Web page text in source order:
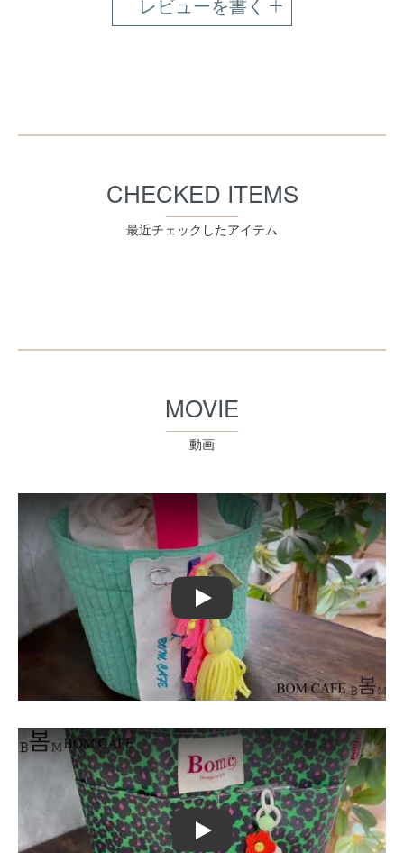
CHECKED ITEMS
最近チェックしたアイテム
MOVIE
動画
Play
Play